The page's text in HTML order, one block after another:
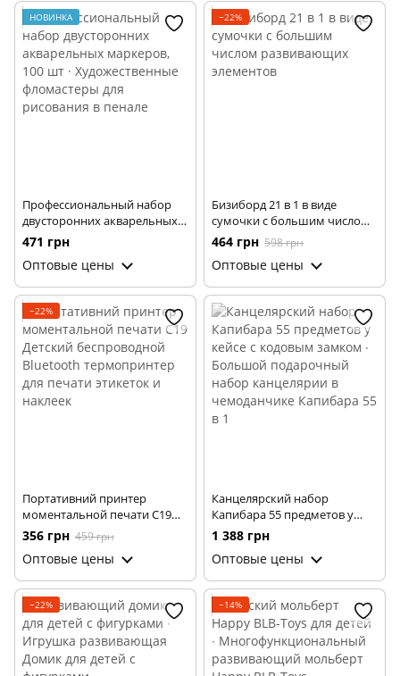
НОВИНКА
Профессиональный набор
двусторонних акварельных
маркеров, 100 шт ·
Художественные
фломастеры для рисования в
пенале
471 грн
Оптовые цены
−22%
Бизиборд 21 в 1 в виде
сумочки с большим числом
развивающих элементов
464 грн 598 грн
Оптовые цены
−22%
Портативний принтер
моментальной печати C19
Детский беспроводной
Bluetooth термопринтер для
печати этикеток и наклеек
356 грн 459 грн
Оптовые цены
Канцелярский набор
Капибара 55 предметов у
кейсе с кодовым замком ∙
Большой подарочный набор
канцелярии в чемоданчике
Капибара 55 в 1
1 388 грн
Оптовые цены
−22% −14%